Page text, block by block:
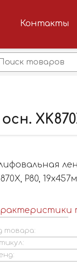
Контакты
P80,
товара: